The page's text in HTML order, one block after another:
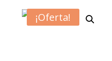
¡Oferta!